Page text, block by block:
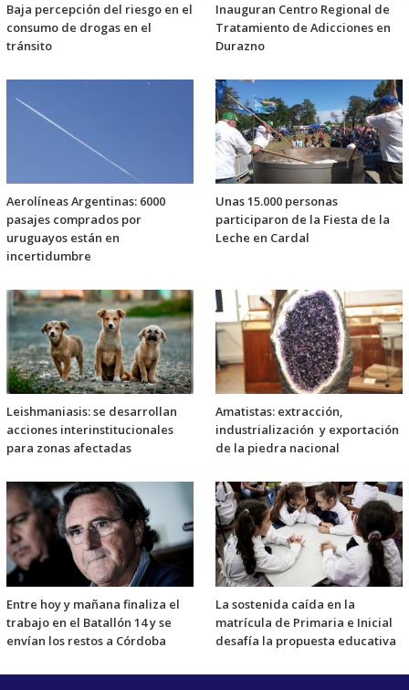
Baja percepción del riesgo en el
consumo de drogas en el
tránsito
Inauguran Centro Regional de
Tratamiento de Adicciones en
Durazno
Aerolíneas Argentinas: 6000
pasajes comprados por
uruguayos están en
incertidumbre
Unas 15.000 personas
participaron de la Fiesta de la
Leche en Cardal
Leishmaniasis: se desarrollan
acciones interinstitucionales
para zonas afectadas
Amatistas: extracción,
industrialización y exportación
de la piedra nacional
Entre hoy y mañana finaliza el
trabajo en el Batallón 14 y se
envían los restos a Córdoba
La sostenida caída en la
matrícula de Primaria e Inicial
desafía la propuesta educativa